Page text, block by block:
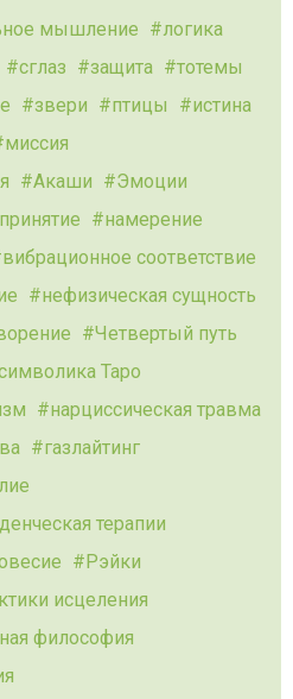
мышление
логика
сглаз защита
тотемы
звери птицы
истина
миссия
Акаши
Эмоции
принятие
намерение
вибрационное соответствие
нефизическая сущность
Четвертый путь
Таро
нарциссическая травма
газлайтинг
терапии
Рэйки
исцеления
философия